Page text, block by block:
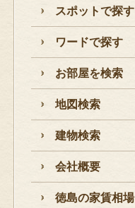
スポットで探す
ワードで探す
お部屋を検索
地図検索
建物検索
会社概要
徳島の家賃相場